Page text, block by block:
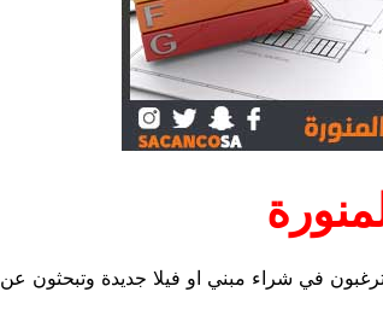
في شراء مبني او فيلا جديدة وتبحثون عن